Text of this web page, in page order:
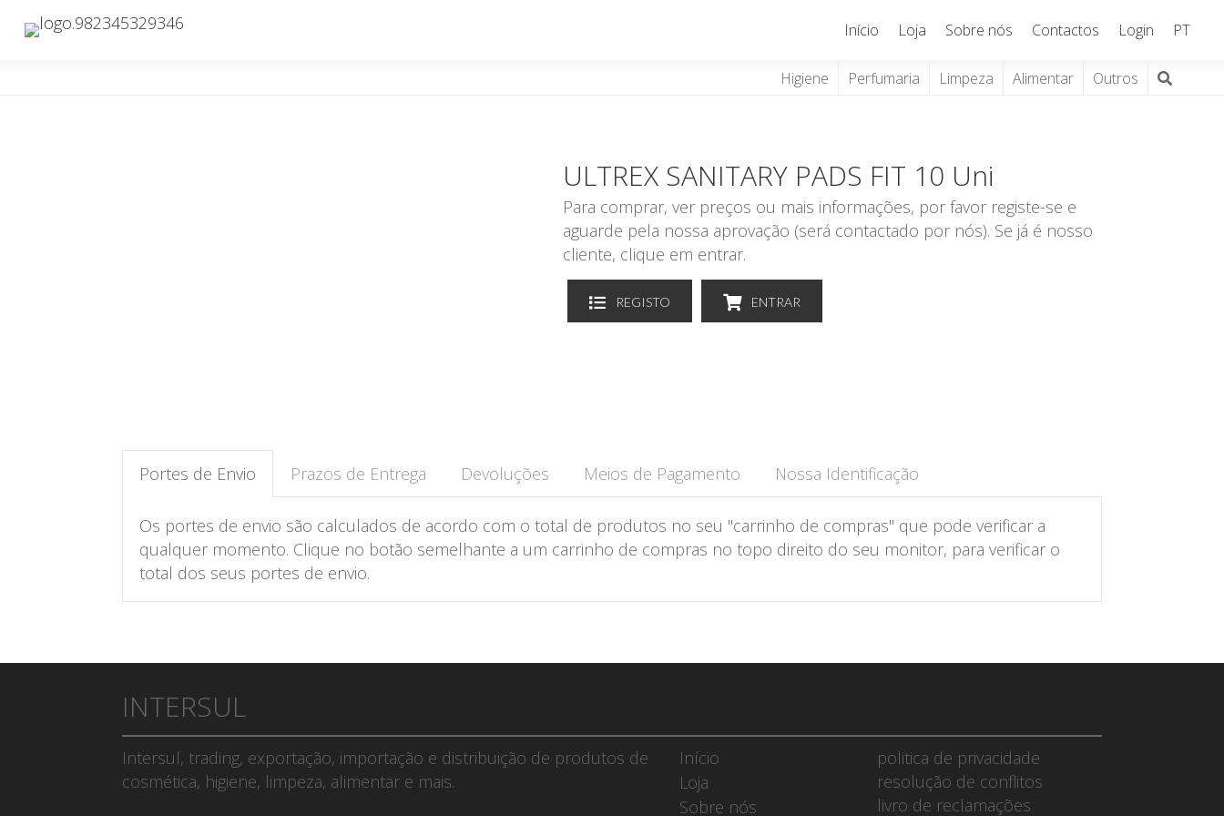
Início Loja Sobre nós Contactos Login PT
Higiene Perfumaria Limpeza Alimentar Outros
ULTREX SANITARY PADS FIT 10 Uni
Para comprar, ver preços ou mais informações, por favor registe-se e
aguarde pela nossa aprovação (será contactado por nós). Se já é nosso
cliente, clique em entrar.
REGISTO ENTRAR
Portes de Envio Prazos de Entrega Devoluções Meios de Pagamento Nossa Identificação
Os portes de envio são calculados de acordo com o total de produtos no seu "carrinho de compras" que pode verificar a
qualquer momento. Clique no botão semelhante a um carrinho de compras no topo direito do seu monitor, para verificar o
total dos seus portes de envio.
INTERSUL
Intersul, trading, exportação, importação e distribuição de produtos de
cosmética, higiene, limpeza, alimentar e mais.
Início
Loja
Sobre nós
politica de privacidade
resolução de conflitos
livro de reclamações